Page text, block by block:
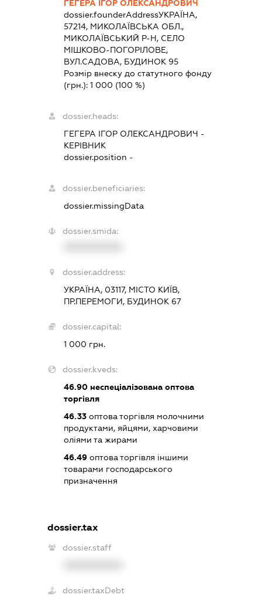
ГЕГЕРА ІГОР ОЛЕКСАНДРОВИЧ
dossier.founderAddressУКРАЇНА,
57214, МИКОЛАЇВСЬКА ОБЛ.,
МИКОЛАЇВСЬКИЙ Р-Н, СЕЛО
МІШКОВО-ПОГОРІЛОВЕ,
ВУЛ.САДОВА, БУДИНОК 95
Розмір внеску до статутного фонду
(грн.):1 000 (100 %)
dossier.heads:
ГЕГЕРА ІГОР ОЛЕКСАНДРОВИЧ -
КЕРІВНИК
dossier.position -
dossier.beneficiaries:
dossier.missingData
dossier.smida:
dossier.address:
УКРАЇНА, 03117, МІСТО КИЇВ,
ПР.ПЕРЕМОГИ, БУДИНОК 67
dossier.capital:
1 000 грн.
dossier.kveds:
46.90 неспеціалізована оптова
торгівля
46.33 оптова торгівля молочними
продуктами, яйцями, харчовими
оліями та жирами
46.49 оптова торгівля іншими
товарами господарського
призначення
dossier.tax
dossier.staff
dossier.taxDebt